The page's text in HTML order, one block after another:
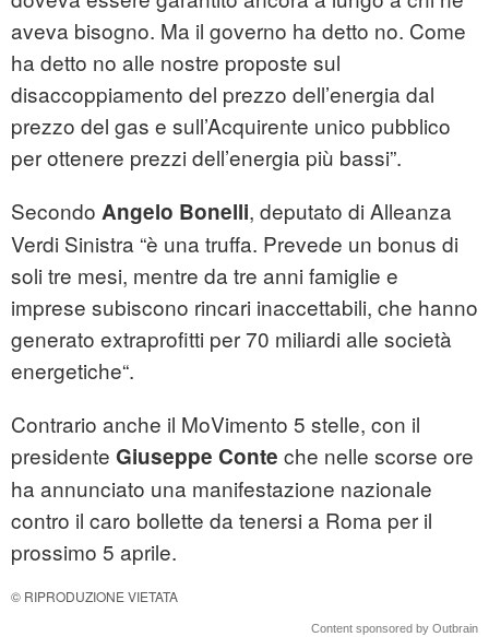
aveva bisogno. Ma il governo ha detto no. Come
ha detto no alle nostre proposte sul
disaccoppiamento del prezzo dell’energia dal
prezzo del gas e sull’Acquirente unico pubblico
per ottenere prezzi dell’energia più bassi”.
Secondo Angelo Bonelli, deputato di Alleanza
Verdi Sinistra “è una truffa. Prevede un bonus di
soli tre mesi, mentre da tre anni famiglie e
imprese subiscono rincari inaccettabili, che hanno
generato extraprofitti per 70 miliardi alle società
energetiche“.
Contrario anche il MoVimento 5 stelle, con il
presidente Giuseppe Conte che nelle scorse ore
ha annunciato una manifestazione nazionale
contro il caro bollette da tenersi a Roma per il
prossimo 5 aprile.
© RIPRODUZIONE VIETATA
Content sponsored by Outbrain